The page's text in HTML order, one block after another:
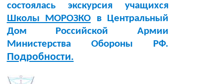
состоялась экскурсия учащихся
Школы МОРОЗКО в Центральный
Дом Российской Армии
Министерства Обороны РФ.
Подробности.